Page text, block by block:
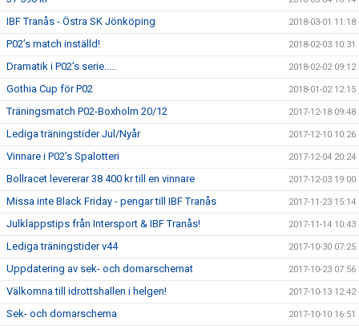
IBF Tranås - Östra SK Jönköping 2018-03-01 11:18
P02’s match inställd! 2018-02-03 10:31
Dramatik i P02’s serie..... 2018-02-02 09:12
Gothia Cup för P02 2018-01-02 12:15
Träningsmatch P02-Boxholm 20/12 2017-12-18 09:48
Lediga träningstider Jul/Nyår 2017-12-10 10:26
Vinnare i P02’s Spalotteri 2017-12-04 20:24
Bollracet levererar 38 400 kr till en vinnare 2017-12-03 19:00
Missa inte Black Friday - pengar till IBF Tranås 2017-11-23 15:14
Julklappstips från Intersport & IBF Tranås! 2017-11-14 10:43
Lediga träningstider v44 2017-10-30 07:25
Uppdatering av sek- och domarschemat 2017-10-23 07:56
Välkomna till idrottshallen i helgen! 2017-10-13 12:42
Sek- och domarschema 2017-10-10 16:51